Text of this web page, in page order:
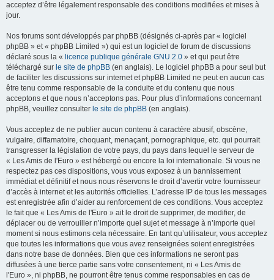
acceptez d’être légalement responsable des conditions modifiées et mises à
jour.
Nos forums sont développés par phpBB (désignés ci-après par « logiciel
phpBB » et « phpBB Limited ») qui est un logiciel de forum de discussions
déclaré sous la « licence publique générale GNU 2.0 » et qui peut être
téléchargé sur le site de phpBB (en anglais). Le logiciel phpBB a pour seul but
de faciliter les discussions sur internet et phpBB Limited ne peut en aucun cas
être tenu comme responsable de la conduite et du contenu que nous
acceptons et que nous n’acceptons pas. Pour plus d’informations concernant
phpBB, veuillez consulter le site de phpBB (en anglais).
Vous acceptez de ne publier aucun contenu à caractère abusif, obscène,
vulgaire, diffamatoire, choquant, menaçant, pornographique, etc. qui pourrait
transgresser la législation de votre pays, du pays dans lequel le serveur de
« Les Amis de l'Euro » est hébergé ou encore la loi internationale. Si vous ne
respectez pas ces dispositions, vous vous exposez à un bannissement
immédiat et définitif et nous nous réservons le droit d’avertir votre fournisseur
d’accès à internet et les autorités officielles. L’adresse IP de tous les messages
est enregistrée afin d’aider au renforcement de ces conditions. Vous acceptez
le fait que « Les Amis de l'Euro » ait le droit de supprimer, de modifier, de
déplacer ou de verrouiller n’importe quel sujet et message à n’importe quel
moment si nous estimons cela nécessaire. En tant qu’utilisateur, vous acceptez
que toutes les informations que vous avez renseignées soient enregistrées
dans notre base de données. Bien que ces informations ne seront pas
diffusées à une tierce partie sans votre consentement, ni « Les Amis de
l'Euro », ni phpBB, ne pourront être tenus comme responsables en cas de